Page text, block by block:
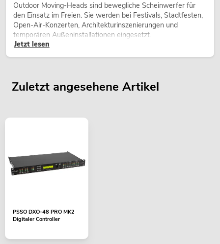
Outdoor Moving-Heads sind bewegliche Scheinwerfer für
den Einsatz im Freien. Sie werden bei Festivals, Stadtfesten,
Open-Air-Konzerten, Architekturinszenierungen und
temporären Außeninstallationen eingesetzt.
Jetzt lesen
Zuletzt angesehene Artikel
PSSO DXO-48 PRO MK2
Digitaler Controller